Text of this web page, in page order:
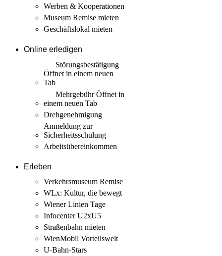
Werben & Kooperationen
Museum Remise mieten
Geschäftslokal mieten
Online erledigen
Störungs­bestätigung
Öffnet in einem neuen
Tab
MehrgebührÖffnet in
einem neuen Tab
Drehgenehmigung
Anmeldung zur
Sicherheits­schulung
Arbeits­übereinkommen
Erleben
Verkehrsmuseum Remise
WLx: Kultur, die bewegt
Wiener Linien Tage
Infocenter U2xU5
Straßenbahn mieten
WienMobil Vorteilswelt
U-Bahn-Stars